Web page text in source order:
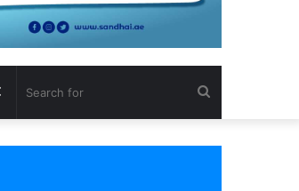
for
Random
Article